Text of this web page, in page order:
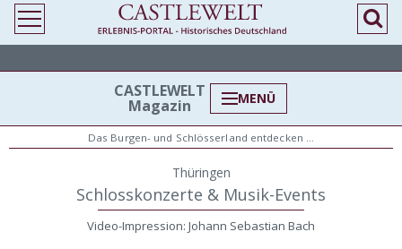
Das Burgen- und Schlösserland entdecken …
Thüringen
Schlosskonzerte & Musik-Events
Video-Impression: Johann Sebastian Bach
CASTLEWELT
Magazin MENÜ